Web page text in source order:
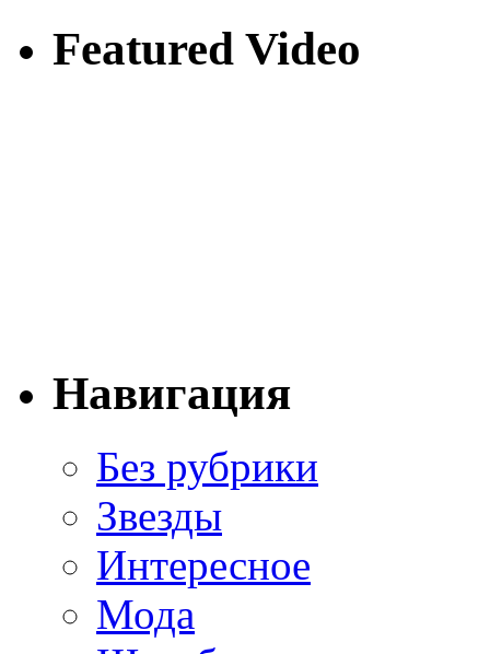
Featured Video
Навигация
Без рубрики
Звезды
Интересное
Мода